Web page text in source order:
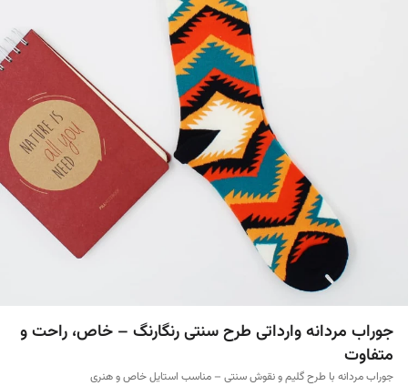
جوراب مردانه وارداتی طرح سنتی رنگارنگ – خاص، راحت و
متفاوت
جوراب مردانه با طرح گلیم و نقوش سنتی – مناسب استایل خاص و هنری